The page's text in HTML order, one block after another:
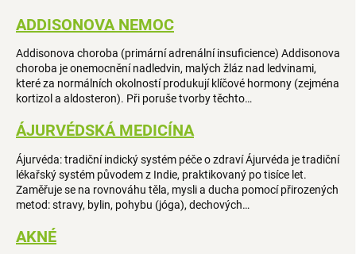
j
ů
ADDISONOVA NEMOC
Addisonova choroba (primární adrenální insuficience) Addisonova
choroba je onemocnění nadledvin, malých žláz nad ledvinami,
které za normálních okolností produkují klíčové hormony (zejména
kortizol a aldosteron). Při poruše tvorby těchto…
ÁJURVÉDSKÁ MEDICÍNA
Ájurvéda: tradiční indický systém péče o zdraví Ájurvéda je tradiční
lékařský systém původem z Indie, praktikovaný po tisíce let.
Zaměřuje se na rovnováhu těla, mysli a ducha pomocí přirozených
metod: stravy, bylin, pohybu (jóga), dechových…
AKNÉ